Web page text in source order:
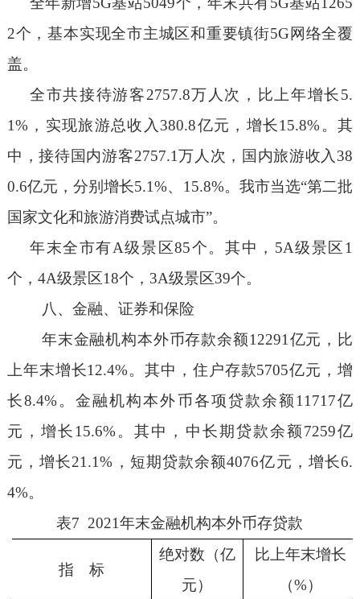
2个 ，基本实现全市主城区和重要镇街5G 网络全覆
盖。
全市共接待游客2757.8万人次， 比上年增长5.
1%，实现旅游总收入 380.8亿元，增长15.8%。其
中，接待国内游客2757.1万人次，国内旅游收入 38
0.6亿元 ，分别增长5.1%、 15.8%。 我市当选“第二批
国家文化和旅游消费试点城市”。
年末全市有A级景区85个。其中， 5A级景区 1
个， 4A级景区18个， 3A级景区39个。
八、金融、证券和保险
年末金融机构本外币存款余额12291亿元，比
上年末增长12.4%。其中，住户存款5705亿元，增
长8.4%。金融机构本外币各项贷款余额11717亿
元，增长15.6%。其中，中长期贷款余额7259亿
元，增长21.1% ，短期贷款余额4076亿元，增长6.
4%。
表7 2021年末金融机构本外币存贷款
指 标
绝对数（亿
元）
比上年末增长
（%）